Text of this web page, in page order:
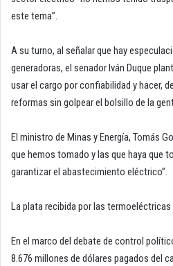
este tema”.
A su turno, al señalar que hay
generadoras, el senador Iván Duque
usar el cargo por confiabilidad y hacer,
reformas sin golpear el bolsillo de la
El ministro de Minas y Energía, Tomás
que hemos tomado y las que haya que
garantizar el abastecimiento eléctrico”.
La plata recibida por las termoeléctricas
En el marco del debate de control
8.676 millones de dólares pagados del